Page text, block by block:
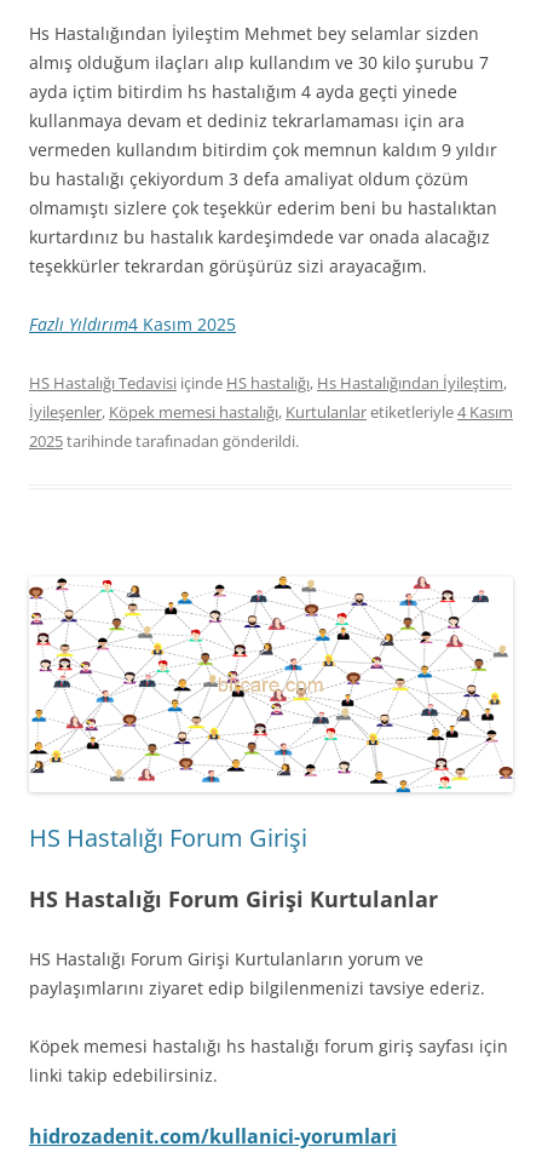
Hs Hastalığından İyileştim Mehmet bey selamlar sizden
almış olduğum ilaçları alıp kullandım ve 30 kilo şurubu 7
ayda içtim bitirdim hs hastalığım 4 ayda geçti yinede
kullanmaya devam et dediniz tekrarlamaması için ara
vermeden kullandım bitirdim çok memnun kaldım 9 yıldır
bu hastalığı çekiyordum 3 defa amaliyat oldum çözüm
olmamıştı sizlere çok teşekkür ederim beni bu hastalıktan
kurtardınız bu hastalık kardeşimdede var onada alacağız
teşekkürler tekrardan görüşürüz sizi arayacağım.
Fazlı Yıldırım4 Kasım 2025
HS Hastalığı Tedavisi içinde HS hastalığı, Hs Hastalığından İyileştim,
İyileşenler, Köpek memesi hastalığı, Kurtulanlaretiketleriyle4 Kasım
2025tarihindetarafınadan gönderildi.
HS Hastalığı Forum Girişi
HS Hastalığı Forum Girişi Kurtulanlar
HS Hastalığı Forum Girişi Kurtulanların yorum ve
paylaşımlarını ziyaret edip bilgilenmenizi tavsiye ederiz.
Köpek memesi hastalığı hs hastalığı forum giriş sayfası için
linki takip edebilirsiniz.
hidrozadenit.com/kullanici-yorumlari